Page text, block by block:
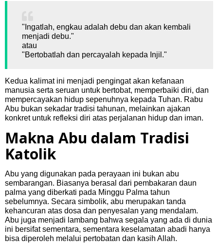
"Ingatlah, engkau adalah debu dan akan kembali
menjadi debu."
atau
"Bertobatlah dan percayalah kepada Injil."
Kedua kalimat ini menjadi pengingat akan kefanaan
manusia serta seruan untuk bertobat, memperbaiki diri, dan
mempercayakan hidup sepenuhnya kepada Tuhan. Rabu
Abu bukan sekadar tradisi tahunan, melainkan ajakan
konkret untuk refleksi diri atas perjalanan hidup dan iman.
Makna Abu dalam Tradisi
Katolik
Abu yang digunakan pada perayaan ini bukan abu
sembarangan. Biasanya berasal dari pembakaran daun
palma yang diberkati pada Minggu Palma tahun
sebelumnya. Secara simbolik, abu merupakan tanda
kehancuran atas dosa dan penyesalan yang mendalam.
Abu juga menjadi lambang bahwa segala yang ada di dunia
ini bersifat sementara, sementara keselamatan abadi hanya
bisa diperoleh melalui pertobatan dan kasih Allah.